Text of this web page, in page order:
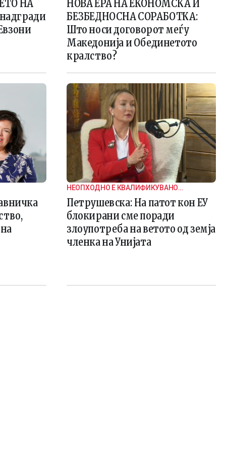
НА
НОВА ЕРА НА ЕКОНОМСКА И
БЕЗБЕДНОСНА СОРАБОТКА:
Што носи договорот меѓу
Македонија и Обединетото
кралство?
НЕОПХОДНО Е КВАЛИФИКУВАНО
МНОЗИНСТВО ЗА НОСЕЊЕ НА ОДЛУКИ
Петрушевска: На патот кон ЕУ
блокирани сме поради
злоупотреба на ветото од земја
членка на Унијата